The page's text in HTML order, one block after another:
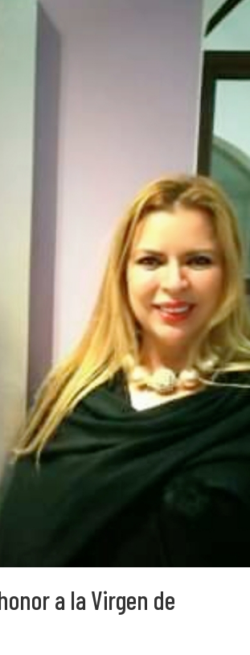
a la Virgen de